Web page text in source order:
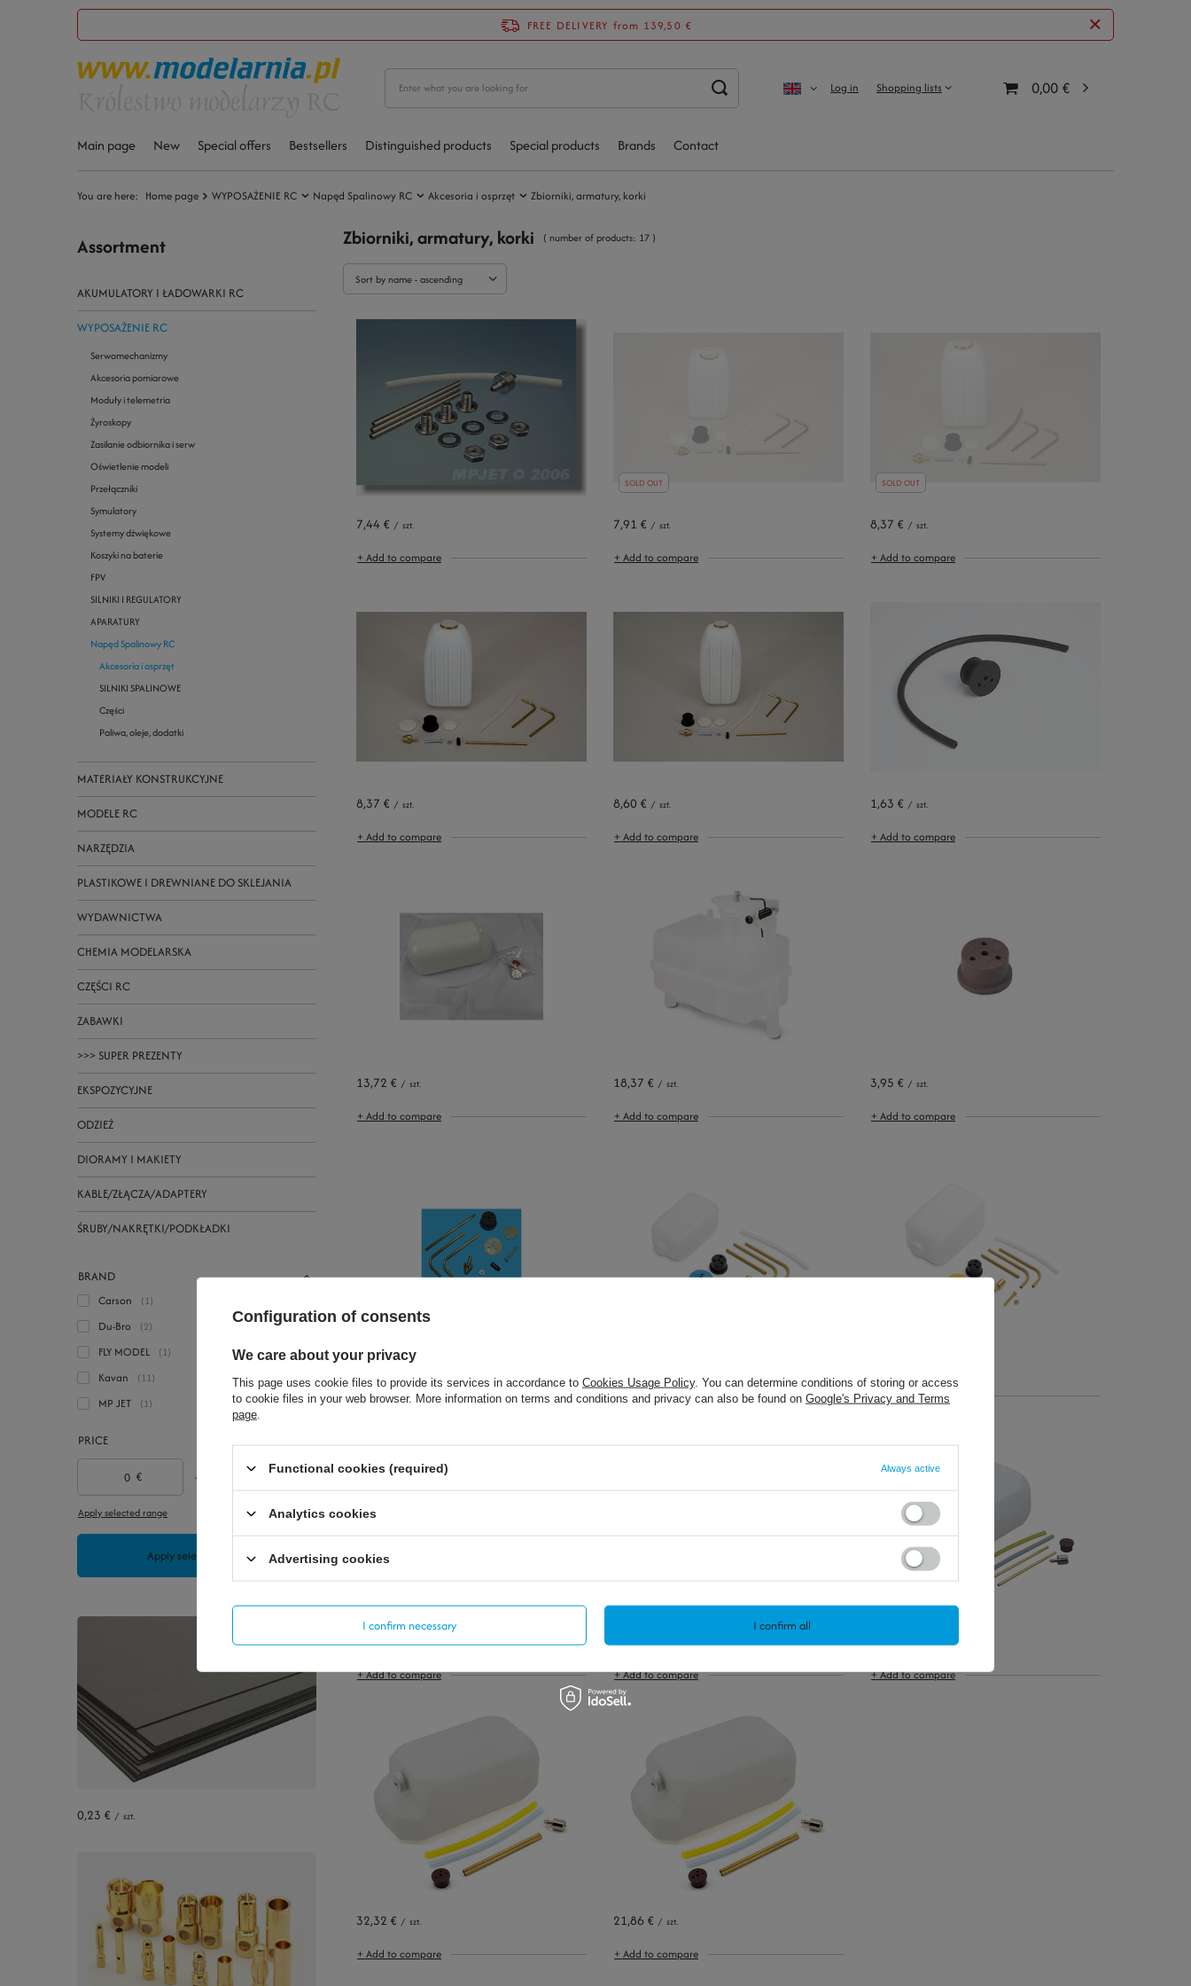
FREE DELIVERY from 139,50 €
Log in Shopping lists 0,00 €
Main page New Special offers Bestsellers Distinguished products Special products Brands Contact
You are here: Home page WYPOSAŻENIE RC Napęd Spalinowy RC Akcesoria i osprzęt Zbiorniki, armatury, korki
Assortment
AKUMULATORY I ŁADOWARKI RC
WYPOSAŻENIE RC
Serwomechanizmy
Akcesoria pomiarowe
Moduły i telemetria
Żyroskopy
Zasilanie odbiornika i serw
Oświetlenie modeli
Przełączniki
Symulatory
Systemy dźwiękowe
Koszyki na baterie
FPV
SILNIKI I REGULATORY
APARATURY
Napęd Spalinowy RC
Akcesoria i osprzęt
SILNIKI SPALINOWE
Części
Paliwa, oleje, dodatki
MATERIAŁY KONSTRUKCYJNE
MODELE RC
NARZĘDZIA
PLASTIKOWE I DREWNIANE DO SKLEJANIA
WYDAWNICTWA
CHEMIA MODELARSKA
CZĘŚCI RC
ZABAWKI
>>> SUPER PREZENTY
EKSPOZYCYJNE
ODZIEŻ
DIORAMY I MAKIETY
KABLE/ZŁĄCZA/ADAPTERY
ŚRUBY/NAKRĘTKI/PODKŁADKI
BRAND
Carson 1
Du-Bro 2
FLY MODEL 1
Kavan 11
MP JET 1
PRICE
€ - €
Apply selected range
Apply selected filters
0,23 € / szt.
Zbiorniki, armatury, korki ( number of products: 17 )
Sort by name - ascending
7,44 € / szt.
+ Add to compare
SOLD OUT
7,91 € / szt.
+ Add to compare
SOLD OUT
8,37 € / szt.
+ Add to compare
8,37 € / szt.
+ Add to compare
8,60 € / szt.
+ Add to compare
1,63 € / szt.
+ Add to compare
13,72 € / szt.
+ Add to compare
18,37 € / szt.
+ Add to compare
3,95 € / szt.
+ Add to compare
4,65 € / szt.
+ Add to compare + Add to compare + Add to compare
10,46 € / szt.
+ Add to compare
11,16 € / szt.
+ Add to compare
11,39 € / szt.
+ Add to compare
32,32 € / szt.
+ Add to compare
21,86 € / szt.
+ Add to compare
Configuration of consents
We care about your privacy
This page uses cookie files to provide its services in accordance to Cookies Usage Policy. You can determine conditions of storing or access
to cookie files in your web browser. More information on terms and conditions and privacy can also be found on Google's Privacy and Terms
page
Functional cookies (required) Always active
Analytics cookies
Advertising cookies
I confirm necessary I confirm all